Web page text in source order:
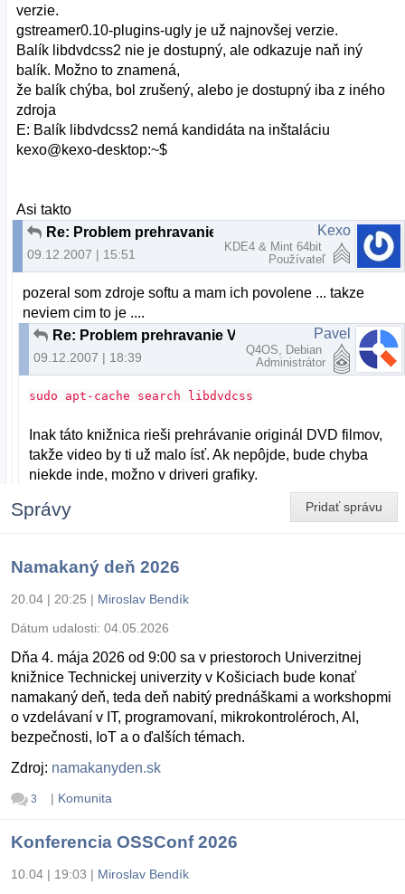
verzie.
gstreamer0.10-plugins-ugly je už najnovšej verzie.
Balík libdvdcss2 nie je dostupný, ale odkazuje naň iný
balík. Možno to znamená,
že balík chýba, bol zrušený, alebo je dostupný iba z iného
zdroja
E: Balík libdvdcss2 nemá kandidáta na inštaláciu
kexo@kexo-desktop:~$
Asi takto
Re: Problem prehravanie Videa
09.12.2007 | 15:51
Kexo
KDE4 & Mint 64bit
Používateľ
pozeral som zdroje softu a mam ich povolene ... takze
neviem cim to je ....
09.12.2007 | 18:39
Pavel
Q4OS, Debian
Administrátor
sudo apt-cache search libdvdcss
Inak táto knižnica rieši prehrávanie originál DVD filmov,
takže video by ti už malo ísť. Ak nepôjde, bude chyba
niekde inde, možno v driveri grafiky.
Pridať správu
Správy
Namakaný deň 2026
20.04 | 20:25 | Miroslav Bendík
Dátum udalosti: 04.05.2026
Dňa 4. mája 2026 od 9:00 sa v priestoroch Univerzitnej
knižnice Technickej univerzity v Košiciach bude konať
namakaný deň, teda deň nabitý prednáškami a workshopmi
o vzdelávaní v IT, programovaní, mikrokontroléroch, AI,
bezpečnosti, IoT a o ďalších témach.
Zdroj: namakanyden.sk
3 | Komunita
Konferencia OSSConf 2026
10.04 | 19:03 | Miroslav Bendík